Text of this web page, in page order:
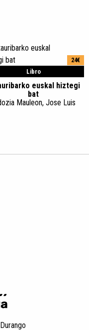
Libro
24€
euskal hiztegi
bat
Mauleon, Jose Luis